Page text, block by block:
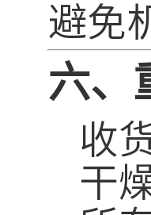
避免
六、
收
干